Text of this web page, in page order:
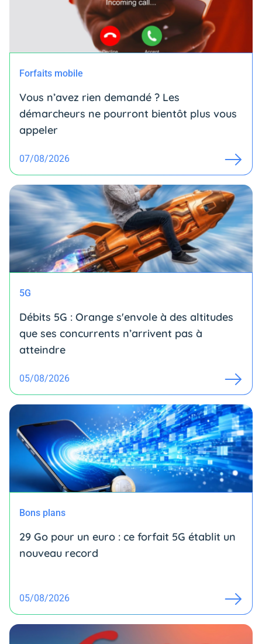
Forfaits mobile
Vous n’avez rien demandé ? Les
démarcheurs ne pourront bientôt plus vous
appeler
07/08/2026
5G
Débits 5G : Orange s'envole à des altitudes
que ses concurrents n’arrivent pas à
atteindre
05/08/2026
Bons plans
29 Go pour un euro : ce forfait 5G établit un
nouveau record
05/08/2026